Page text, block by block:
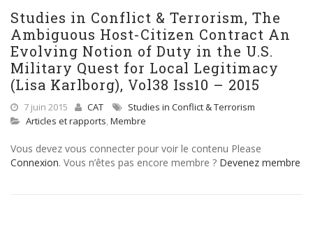
Studies in Conflict & Terrorism, The
Ambiguous Host-Citizen Contract An
Evolving Notion of Duty in the U.S.
Military Quest for Local Legitimacy
(Lisa Karlborg), Vol38 Iss10 – 2015
7 juin 2015 CAT
Studies in Conflict & Terrorism
Articles et rapports, Membre
Vous devez vous connecter pour voir le contenu Please
Connexion. Vous n’êtes pas encore membre ? Devenez membre